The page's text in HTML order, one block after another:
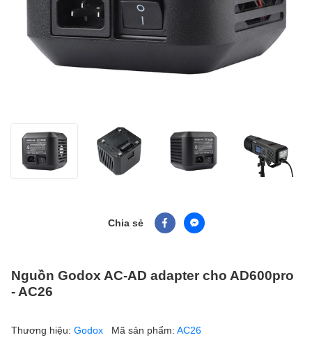
Chia sẻ
Nguồn Godox AC-AD adapter cho AD600pro
- AC26
Thương hiệu: Godox Mã sản phẩm: AC26